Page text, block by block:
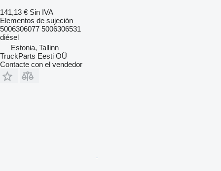
141,13 € Sin IVA
Elementos de sujeción
5006306077 5006306531
diésel
Estonia, Tallinn
TruckParts Eesti OÜ
Contacte con el vendedor